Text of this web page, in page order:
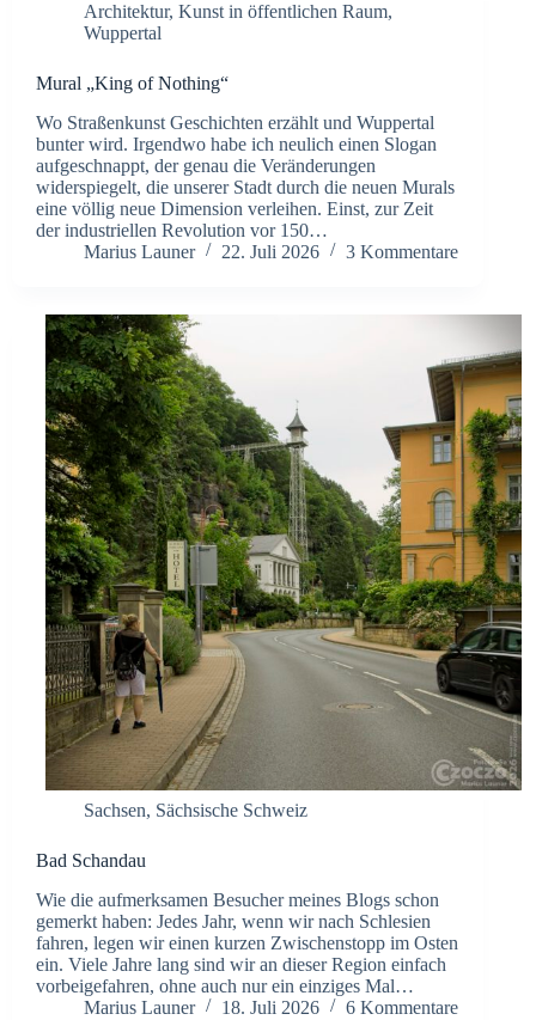
Architektur, Kunst in öffentlichen Raum,
Wuppertal
Mural „King of Nothing“
Wo Straßenkunst Geschichten erzählt und Wuppertal
bunter wird. Irgendwo habe ich neulich einen Slogan
aufgeschnappt, der genau die Veränderungen
widerspiegelt, die unserer Stadt durch die neuen Murals
eine völlig neue Dimension verleihen. Einst, zur Zeit
der industriellen Revolution vor 150…
Marius Launer
22. Juli 2026 3 Kommentare
Sachsen, Sächsische Schweiz
Bad Schandau
Wie die aufmerksamen Besucher meines Blogs schon
gemerkt haben: Jedes Jahr, wenn wir nach Schlesien
fahren, legen wir einen kurzen Zwischenstopp im Osten
ein. Viele Jahre lang sind wir an dieser Region einfach
vorbeigefahren, ohne auch nur ein einziges Mal…
Marius Launer
18. Juli 2026 6 Kommentare